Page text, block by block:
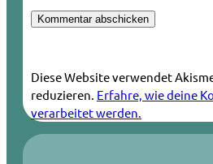
Diese Website verwendet
reduzieren. Erfahre, wie deine
verarbeitet werden.